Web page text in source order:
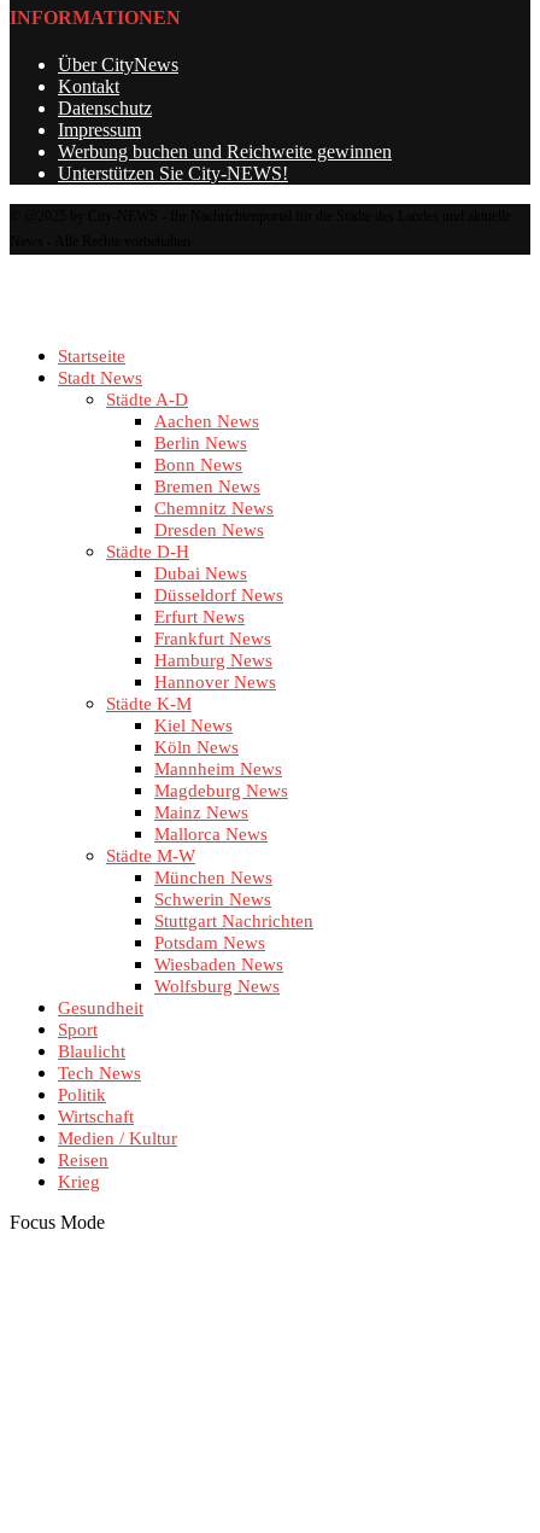
INFORMATIONEN
Über CityNews
Kontakt
Datenschutz
Impressum
Werbung buchen und Reichweite gewinnen
Unterstützen Sie City-NEWS!
Startseite
Stadt News
Städte A-D
Aachen News
Berlin News
Bonn News
Bremen News
Chemnitz News
Dresden News
Städte D-H
Dubai News
Düsseldorf News
Erfurt News
Frankfurt News
Hamburg News
Hannover News
Städte K-M
Kiel News
Köln News
Mannheim News
Magdeburg News
Mainz News
Mallorca News
Städte M-W
München News
Schwerin News
Stuttgart Nachrichten
Potsdam News
Wiesbaden News
Wolfsburg News
Gesundheit
Sport
Blaulicht
Tech News
Politik
Wirtschaft
Medien / Kultur
Reisen
Krieg
Focus Mode